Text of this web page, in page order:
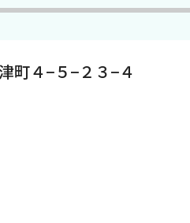
町４−５−２３−４